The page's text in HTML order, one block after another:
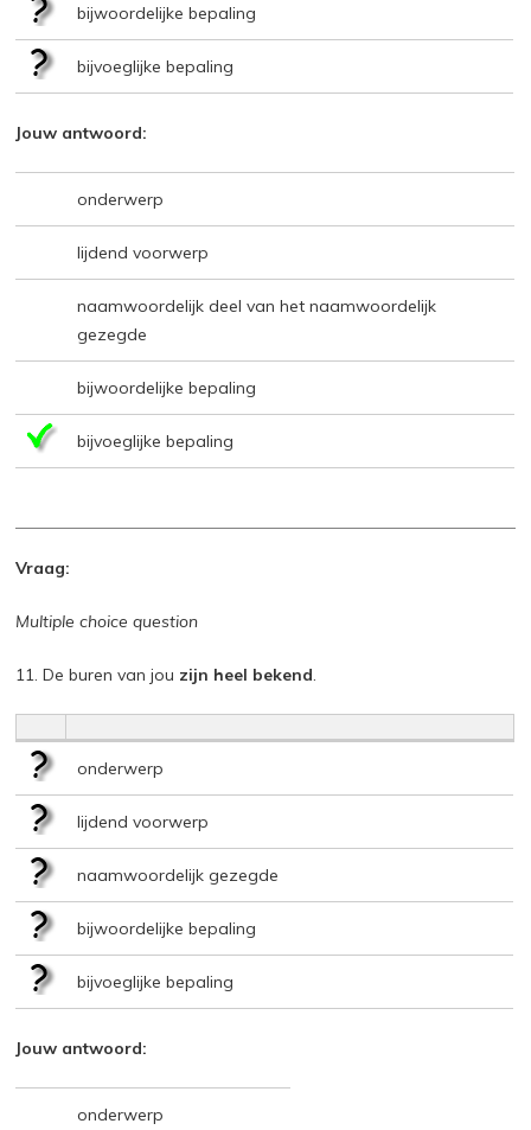
bijwoordelijke bepaling
bijvoeglijke bepaling
Jouw antwoord:
onderwerp
lijdend voorwerp
naamwoordelijk deel van het naamwoordelijk
gezegde
bijwoordelijke bepaling
bijvoeglijke bepaling
Vraag:
Multiple choice question
11. De buren van jou zijn heel bekend.
onderwerp
lijdend voorwerp
naamwoordelijk gezegde
bijwoordelijke bepaling
bijvoeglijke bepaling
Jouw antwoord:
onderwerp